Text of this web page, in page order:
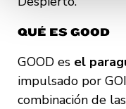
en diferentes
QUÉ ES GOOD
GOOD es el
impulsado por
combinación de